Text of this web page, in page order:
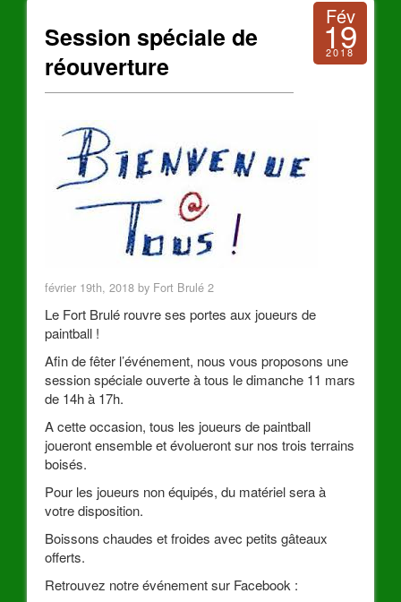
Session spéciale de
réouverture
Fév
19
2018
février 19th, 2018 by Fort Brulé 2
Le Fort Brulé rouvre ses portes aux joueurs de
paintball !
Afin de fêter l’événement, nous vous proposons une
session spéciale ouverte à tous le dimanche 11 mars
de 14h à 17h.
A cette occasion, tous les joueurs de paintball
joueront ensemble et évolueront sur nos trois terrains
boisés.
Pour les joueurs non équipés, du matériel sera à
votre disposition.
Boissons chaudes et froides avec petits gâteaux
offerts.
Retrouvez notre événement sur Facebook :